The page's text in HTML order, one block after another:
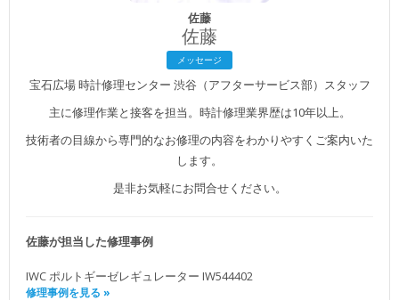
佐藤
佐藤
メッセージ
宝石広場 時計修理センター 渋谷（アフターサービス部）スタッフ
主に修理作業と接客を担当。時計修理業界歴は10年以上。
技術者の目線から専門的なお修理の内容をわかりやすくご案内いた
します。
是非お気軽にお問合せください。
佐藤が担当した修理事例
IWC ポルトギーゼレギュレーター IW544402
修理事例を見る »